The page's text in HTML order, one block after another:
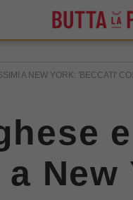
A NEW YORK: 'BECCATI'